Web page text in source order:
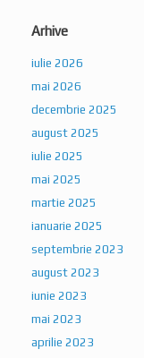
Arhive
iulie 2026
mai 2026
decembrie 2025
august 2025
iulie 2025
mai 2025
martie 2025
ianuarie 2025
septembrie 2023
august 2023
iunie 2023
mai 2023
aprilie 2023